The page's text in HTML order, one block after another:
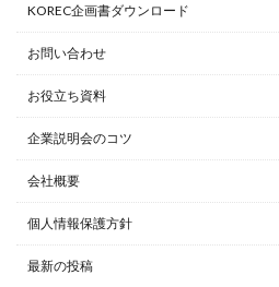
KOREC企画書ダウンロード
お問い合わせ
お役立ち資料
企業説明会のコツ
会社概要
個人情報保護方針
最新の投稿